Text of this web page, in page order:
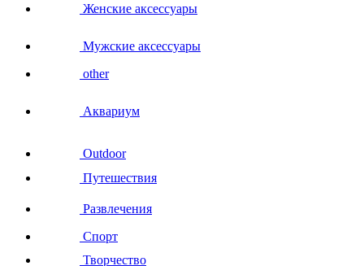
Женские аксессуары
Мужские аксессуары
other
Аквариум
Outdoor
Путешествия
Развлечения
Спорт
Творчество